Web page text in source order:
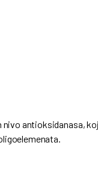
antioksidanasa,